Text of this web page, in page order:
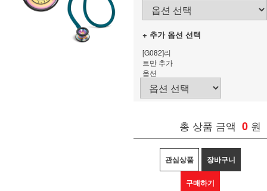
+ 추가 옵션 선택
[G082]리
트만 추가
옵션
총 상품 금액 0 원
관심상품 장바구니
구매하기